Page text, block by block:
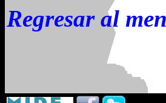
Regresar al